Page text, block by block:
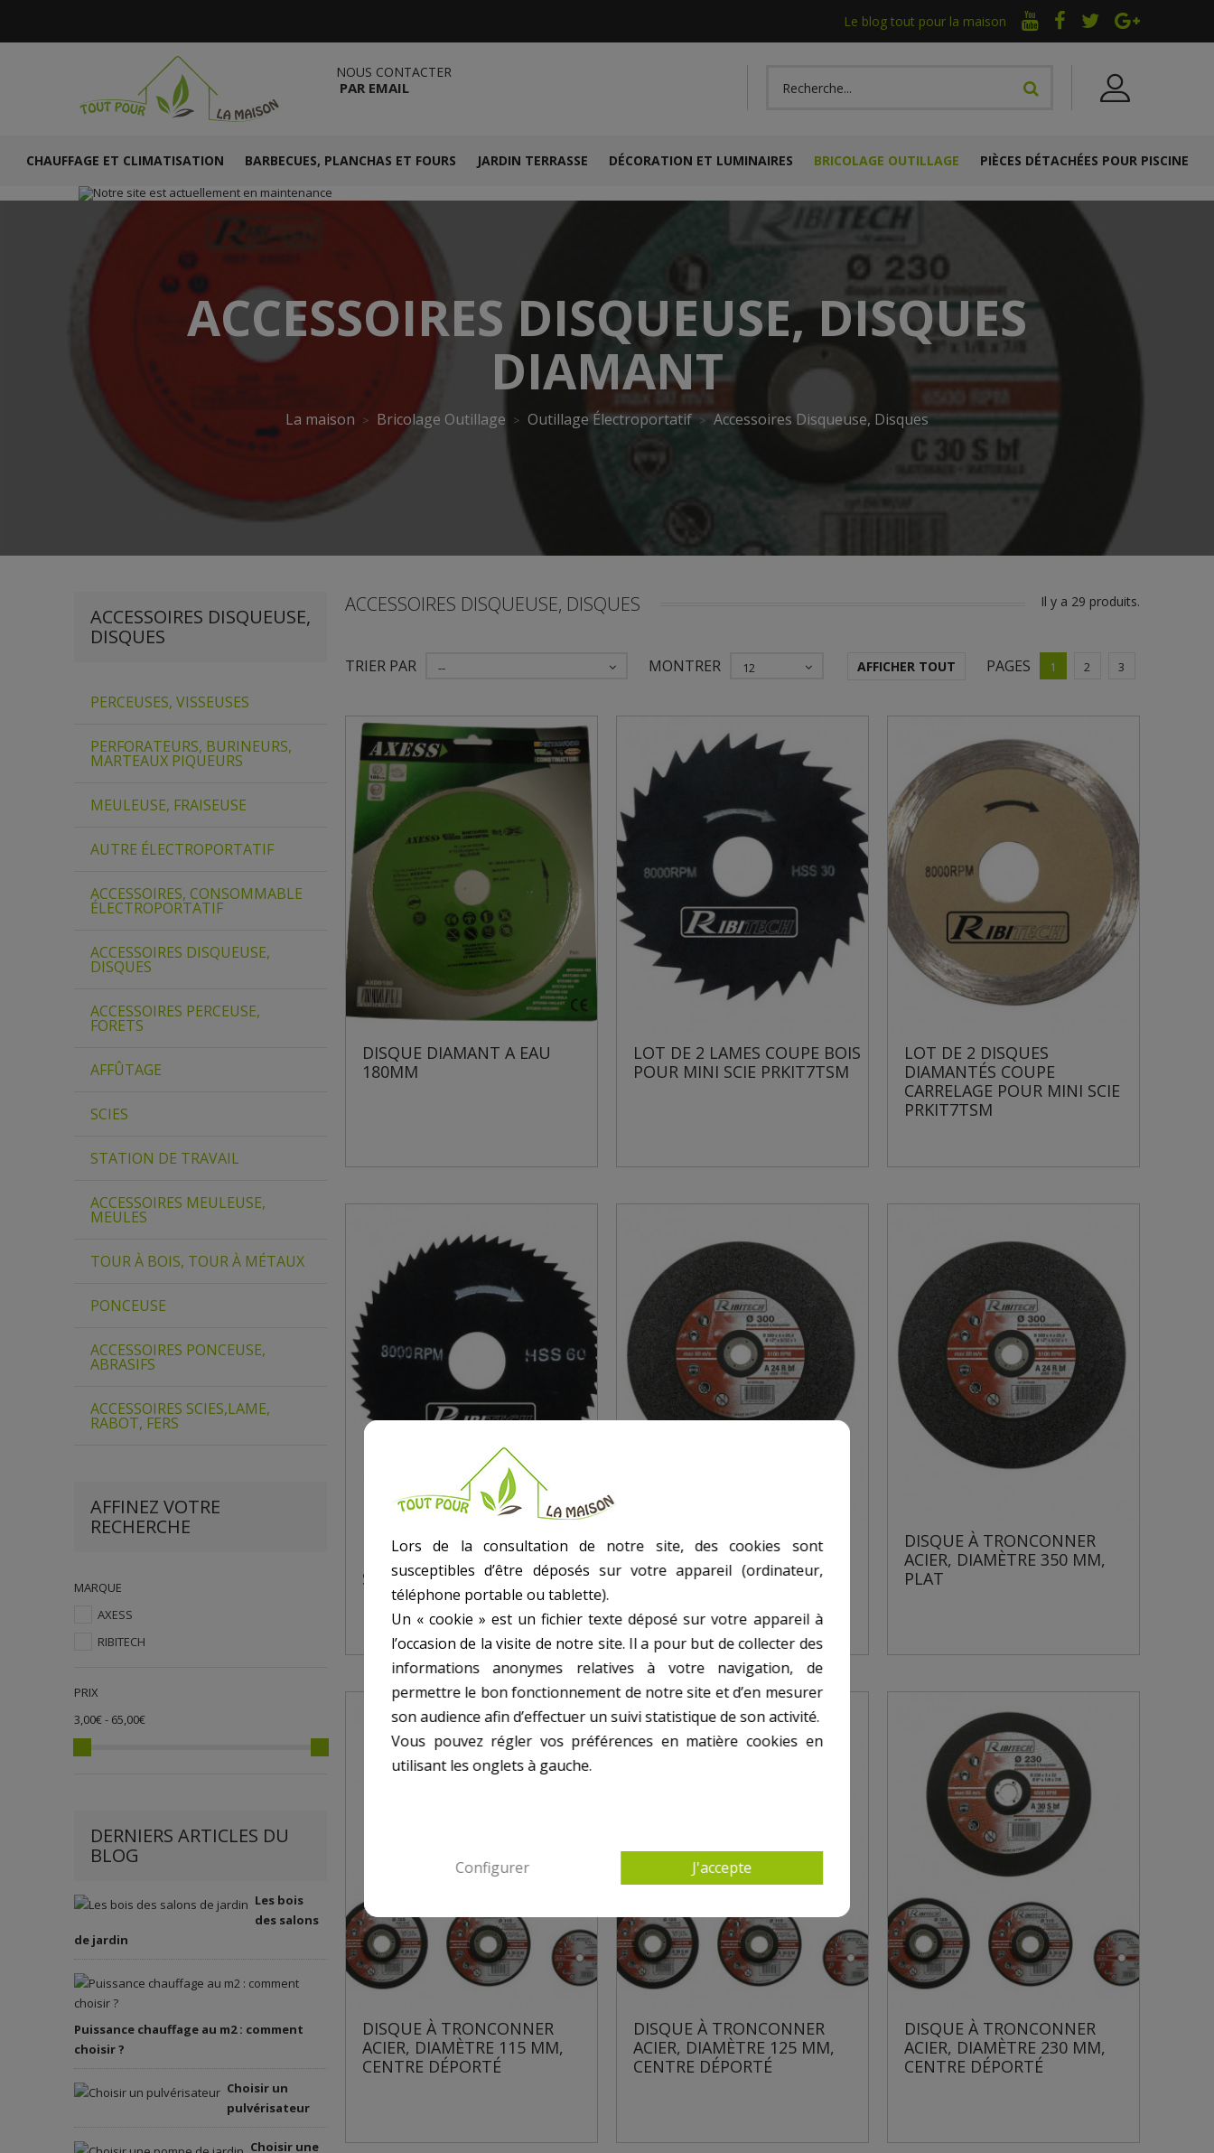
Le blog tout pour la maison
NOUS CONTACTER
PAR EMAIL
CHAUFFAGE ET CLIMATISATION BARBECUES, PLANCHAS ET FOURS JARDIN TERRASSE DÉCORATION ET LUMINAIRES BRICOLAGE OUTILLAGE PIÈCES DÉTACHÉES POUR PISCINE
ACCESSOIRES DISQUEUSE, DISQUES
DIAMANT
La maison Bricolage Outillage Outillage Électroportatif Accessoires Disqueuse, Disques
ACCESSOIRES DISQUEUSE,
DISQUES
PERCEUSES, VISSEUSES
PERFORATEURS, BURINEURS,
MARTEAUX PIQUEURS
MEULEUSE, FRAISEUSE
AUTRE ÉLECTROPORTATIF
ACCESSOIRES, CONSOMMABLE
ÉLECTROPORTATIF
ACCESSOIRES DISQUEUSE,
DISQUES
ACCESSOIRES PERCEUSE,
FORETS
AFFÛTAGE
SCIES
STATION DE TRAVAIL
ACCESSOIRES MEULEUSE,
MEULES
TOUR À BOIS, TOUR À MÉTAUX
PONCEUSE
ACCESSOIRES PONCEUSE,
ABRASIFS
ACCESSOIRES SCIES,LAME,
RABOT, FERS
AFFINEZ VOTRE
RECHERCHE
MARQUE
AXESS
RIBITECH
PRIX
3,00€ - 65,00€
DERNIERS ARTICLES DU
BLOG
Les bois
des salons
de jardin
Puissance chauffage au m2 : comment
choisir ?
Choisir un
pulvérisateur
Choisir une
ACCESSOIRES DISQUEUSE, DISQUES Il y a 29 produits.
TRIER PAR -- MONTRER 12 AFFICHER TOUT PAGES 1 2 3
DISQUE DIAMANT A EAU
180MM
LOT DE 2 LAMES COUPE BOIS
POUR MINI SCIE PRKIT7TSM
LOT DE 2 DISQUES
DIAMANTÉS COUPE
CARRELAGE POUR MINI SCIE
PRKIT7TSM
LOT DE 2 LAMES COUPE
MÉTAUX TENDRES POUR MINI
SCIE PRKIT7TSM
DISQUE À TRONCONNER
ACIER, DIAMÈTRE 300 MM,
PLAT
DISQUE À TRONCONNER
ACIER, DIAMÈTRE 350 MM,
PLAT
DISQUE À TRONCONNER
ACIER, DIAMÈTRE 115 MM,
CENTRE DÉPORTÉ
DISQUE À TRONCONNER
ACIER, DIAMÈTRE 125 MM,
CENTRE DÉPORTÉ
DISQUE À TRONCONNER
ACIER, DIAMÈTRE 230 MM,
CENTRE DÉPORTÉ
Lors de la consultation de notre site, des cookies sont
susceptibles d’être déposés sur votre appareil (ordinateur,
téléphone portable ou tablette).
Un « cookie » est un fichier texte déposé sur votre appareil à
l’occasion de la visite de notre site. Il a pour but de collecter des
informations anonymes relatives à votre navigation, de
permettre le bon fonctionnement de notre site et d’en mesurer
son audience afin d’effectuer un suivi statistique de son activité.
Vous pouvez régler vos préférences en matière cookies en
utilisant les onglets à gauche.
Configurer J'accepte